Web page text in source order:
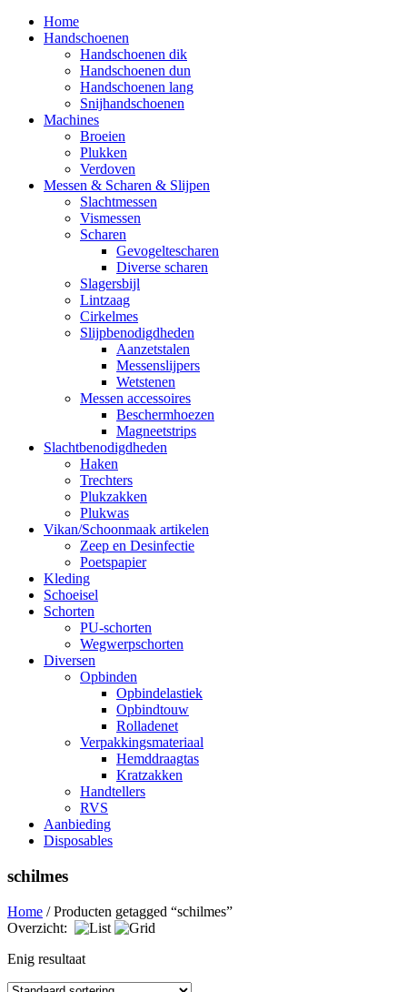
Home
Handschoenen
Handschoenen dik
Handschoenen dun
Handschoenen lang
Snijhandschoenen
Machines
Broeien
Plukken
Verdoven
Messen & Scharen & Slijpen
Slachtmessen
Vismessen
Scharen
Gevogeltescharen
Diverse scharen
Slagersbijl
Lintzaag
Cirkelmes
Slijpbenodigdheden
Aanzetstalen
Messenslijpers
Wetstenen
Messen accessoires
Beschermhoezen
Magneetstrips
Slachtbenodigdheden
Haken
Trechters
Plukzakken
Plukwas
Vikan/Schoonmaak artikelen
Zeep en Desinfectie
Poetspapier
Kleding
Schoeisel
Schorten
PU-schorten
Wegwerpschorten
Diversen
Opbinden
Opbindelastiek
Opbindtouw
Rolladenet
Verpakkingsmateriaal
Hemddraagtas
Kratzakken
Handtellers
RVS
Aanbieding
Disposables
schilmes
Home / Producten getagged “schilmes”
Overzicht:
Enig resultaat